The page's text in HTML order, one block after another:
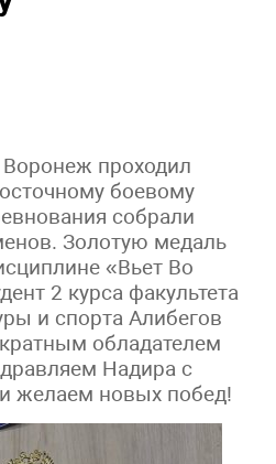
проходил
боевому
собрали
Золотую медаль
«Вьет Во
2 курса факультета
и спорта Алибегов
обладателем
Надира с
желаем новых побед!